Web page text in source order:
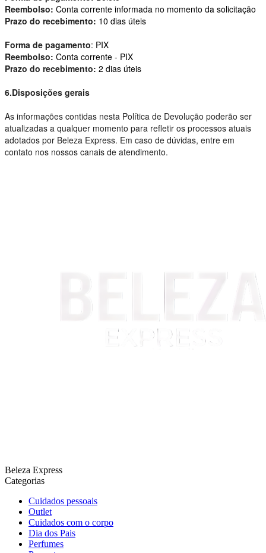
Reembolso: Conta corrente informada no momento da solicitação
Prazo do recebimento: 10 dias úteis
Forma de pagamento: PIX
Reembolso: Conta corrente - PIX
Prazo do recebimento: 2 dias úteis
6.Disposições gerais
As informações contidas nesta Política de Devolução poderão ser
atualizadas a qualquer momento para refletir os processos atuais
adotados por Beleza Express. Em caso de dúvidas, entre em
contato nos nossos canais de atendimento.
Beleza Express
Categorias
Cuidados pessoais
Outlet
Cuidados com o corpo
Dia dos Pais
Perfumes